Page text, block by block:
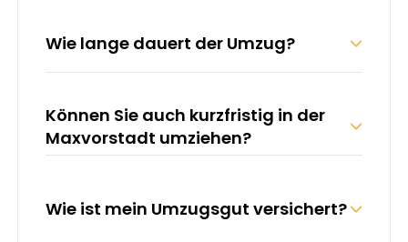
An-/Abfahrt & Kraftstoffpauschale:
75 €
Ab 5 km außerhalb von München:2,30
Wie lange dauert der Umzug?
Können Sie auch kurzfristig in der
Maxvorstadt umziehen?
Wie ist mein Umzugsgut versichert?